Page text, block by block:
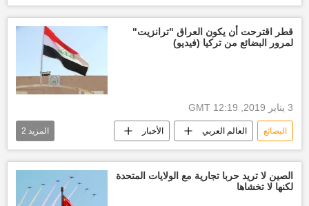
الأخبار شحن سفن ميناء
أخبار اللاذقية حاويات
قطر اقترحت أن یكون العراق "ترانزیت"
لمرور البضائع من تركیا (فيديو)
3 يناير 2019, 12:19 GMT
البضائع العالم العربي الأخبار
أخبار قطر اليوم أخبار تركيا اليوم
المزيد 2
الصين لا تريد حربا تجارية مع الولايات المتحدة
لكنها لا تخشاها